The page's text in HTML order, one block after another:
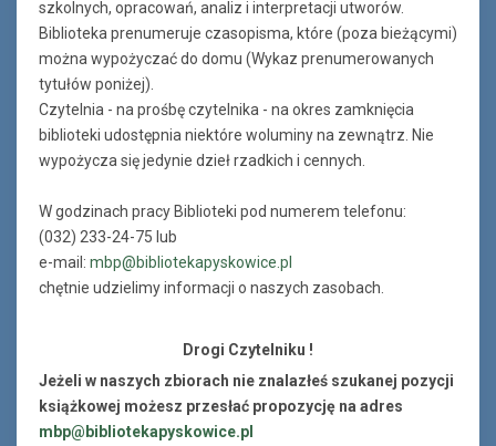
szkolnych, opracowań, analiz i interpretacji utworów.
Biblioteka prenumeruje czasopisma, które (poza bieżącymi)
można wypożyczać do domu (Wykaz prenumerowanych
tytułów poniżej).
Czytelnia - na prośbę czytelnika - na okres zamknięcia
biblioteki udostępnia niektóre woluminy na zewnątrz. Nie
wypożycza się jedynie dzieł rzadkich i cennych.
W godzinach pracy Biblioteki pod numerem telefonu:
(032) 233-24-75 lub
e-mail: mbp@bibliotekapyskowice.pl
chętnie udzielimy informacji o naszych zasobach.
Drogi Czytelniku !
Jeżeli w naszych zbiorach nie znalazłeś szukanej pozycji
książkowej możesz przesłać propozycję na adres
mbp@bibliotekapyskowice.pl